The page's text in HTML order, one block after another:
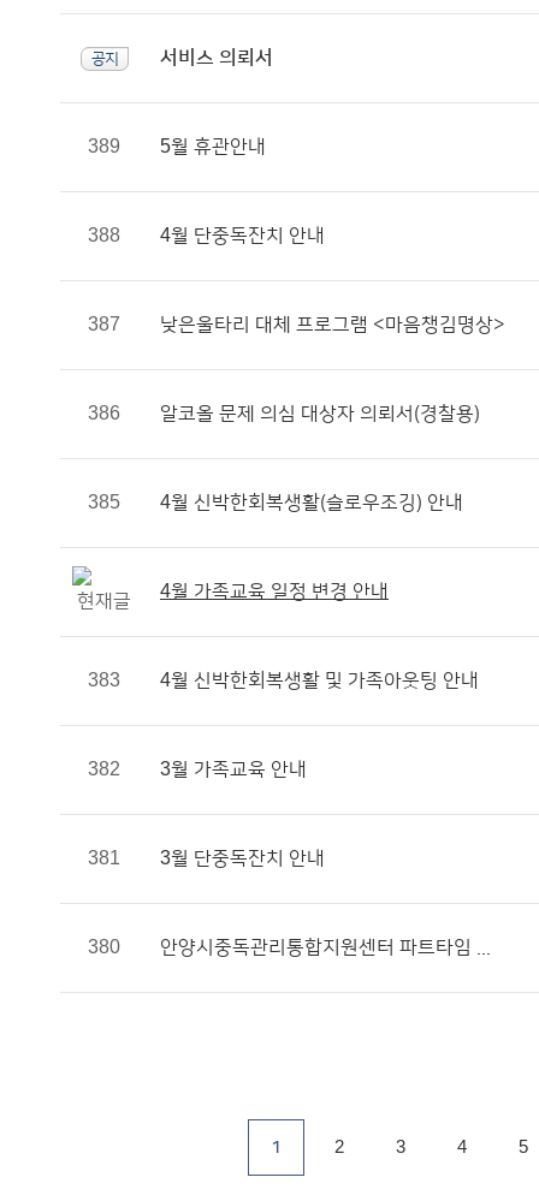
공지 서비스 의뢰서
389 5월 휴관안내
388 4월 단중독잔치 안내
387 낮은울타리 대체 프로그램 <마음챙김명상>
386 알코올 문제 의심 대상자 의뢰서(경찰용)
385 4월 신박한회복생활(슬로우조깅) 안내
4월 가족교육 일정 변경 안내
383 4월 신박한회복생활 및 가족아웃팅 안내
382 3월 가족교육 안내
381 3월 단중독잔치 안내
380 안양시중독관리통합지원센터 파트타임 ...
1 2 3 4 5